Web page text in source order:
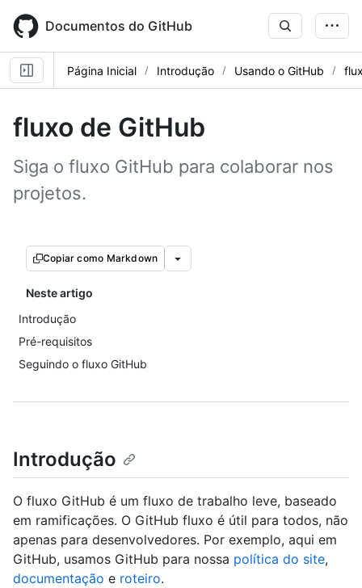
main
content
Documentos do GitHub
Página Inicial Introdução Usando o GitHub
fluxo de GitHub
Siga o fluxo GitHub para colaborar nos
projetos.
Copiar como Markdown
Neste artigo
Introdução
Pré-requisitos
Seguindo o fluxo GitHub
Introdução
O fluxo GitHub é um fluxo de trabalho leve, baseado
em ramificações. O GitHub fluxo é útil para todos, não
apenas para desenvolvedores. Por exemplo, aqui em
GitHub, usamos GitHub para nossa política do site,
documentação e roteiro.